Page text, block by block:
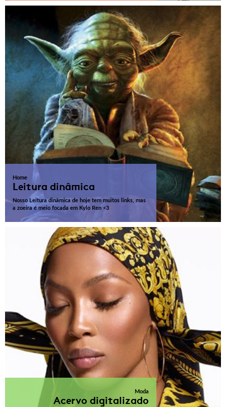
Home
Leitura dinâmica
Nosso Leitura dinâmica de hoje tem muitos links, mas
a zoeira é meio focada em Kylo Ren <3
Moda
Acervo digitalizado